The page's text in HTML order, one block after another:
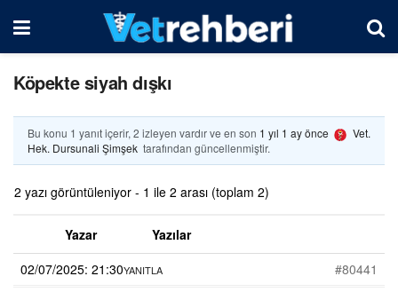
Köpekte siyah dışkı
Bu konu 1 yanıt içerir, 2 izleyen vardır ve en son 1 yıl 1 ay önce
Vet.
Hek. Dursunali Şimşek tarafından güncellenmiştir.
2 yazı görüntüleniyor - 1 ile 2 arası (toplam 2)
Yazar
Yazılar
02/07/2025: 21:30
#80441
YANITLA